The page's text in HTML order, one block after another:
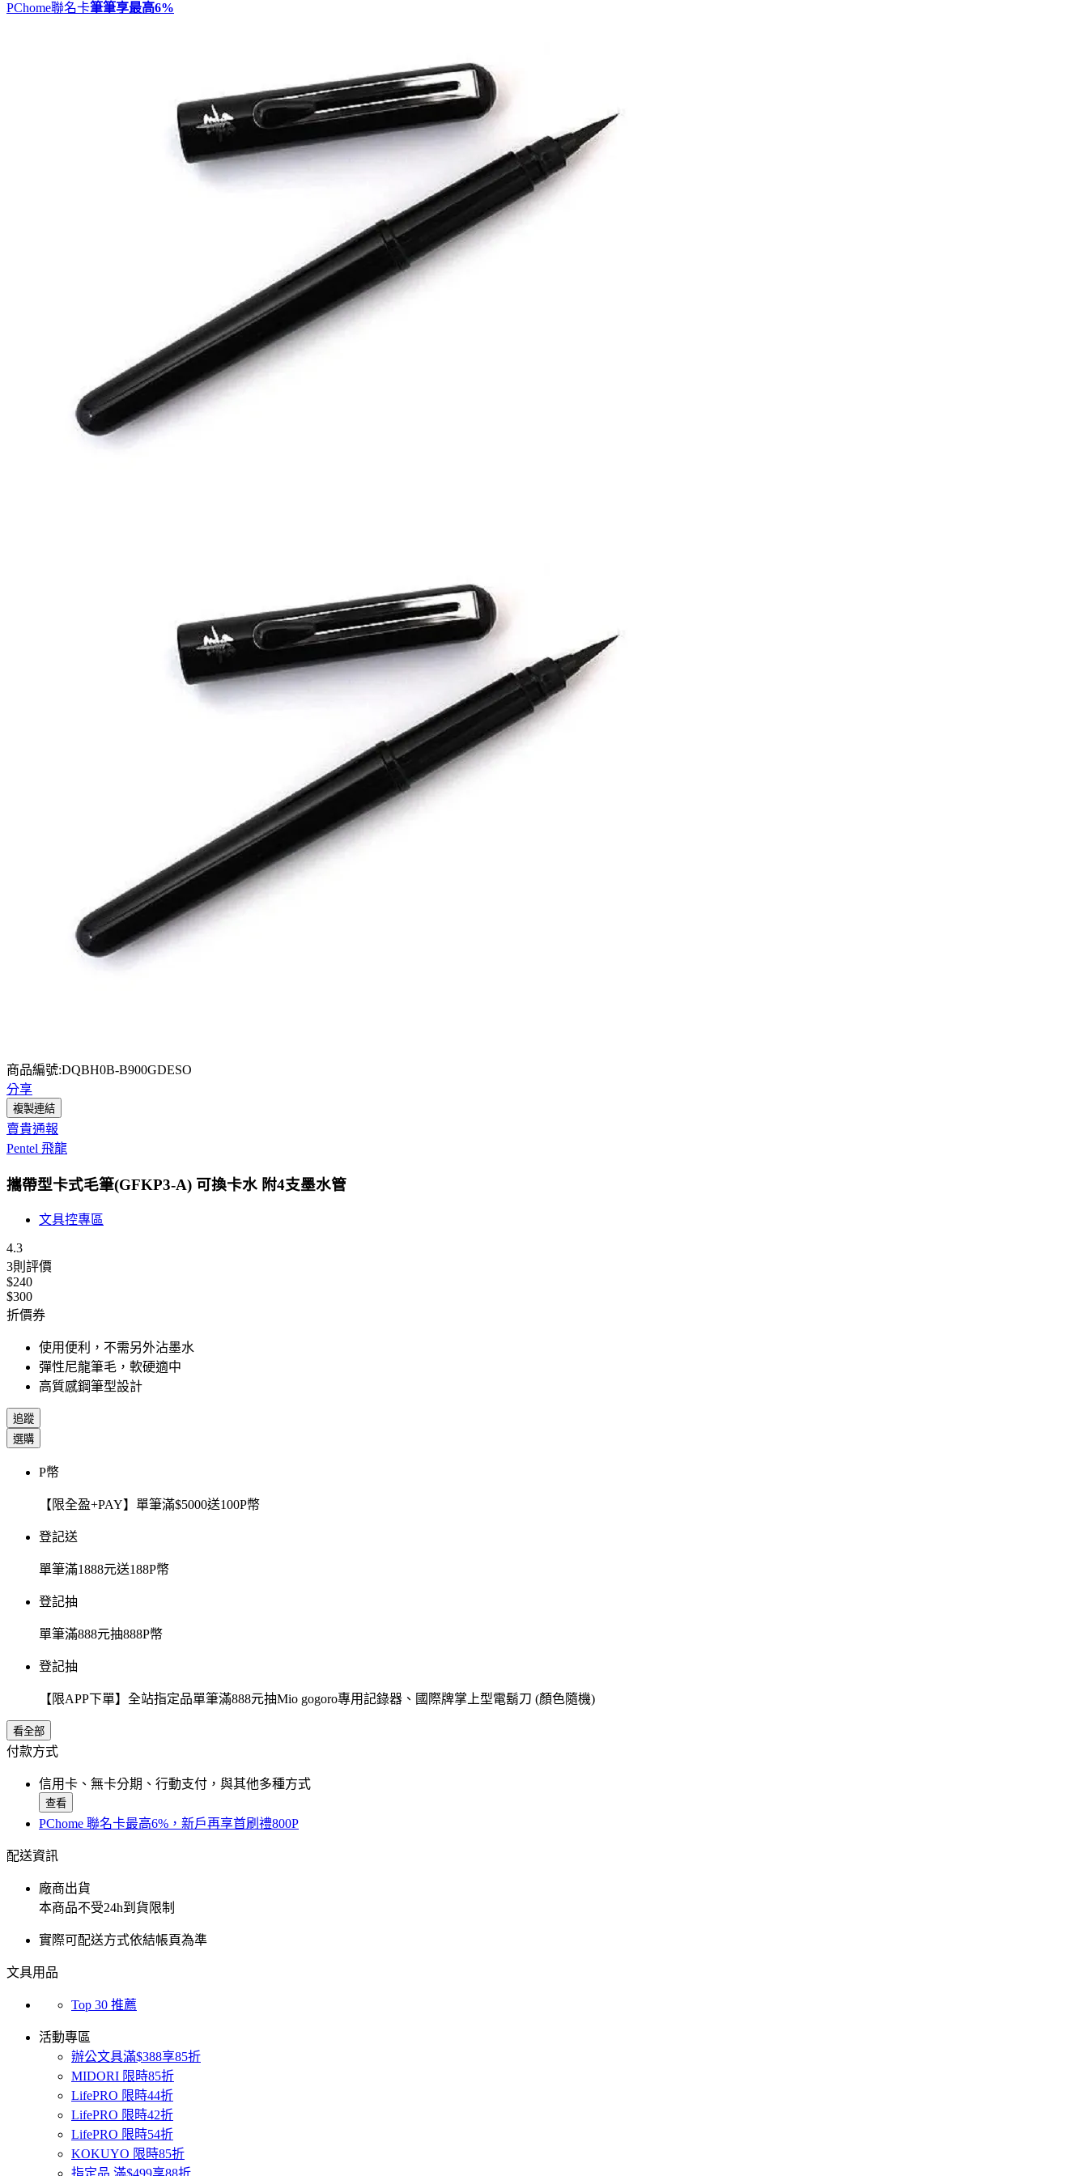
PChome聯名卡筆筆享最高6%
商品編號:DQBH0B-B900GDESO
分享
複製連結
賣貴通報
Pentel 飛龍
攜帶型卡式毛筆(GFKP3-A) 可換卡水 附4支墨水管
文具控專區
4.3
3則評價
$240
$300
折價券
使用便利，不需另外沾墨水
彈性尼龍筆毛，軟硬適中
高質感鋼筆型設計
追蹤
選購
P幣
【限全盈+PAY】單筆滿$5000送100P幣
登記送
單筆滿1888元送188P幣
登記抽
單筆滿888元抽888P幣
登記抽
【限APP下單】全站指定品單筆滿888元抽Mio gogoro專用記錄器、國際牌掌上型電鬍刀 (顏色隨機)
看全部
付款方式
信用卡、無卡分期、行動支付，與其他多種方式
查看
PChome 聯名卡最高6%，新戶再享首刷禮800P
配送資訊
廠商出貨
本商品不受24h到貨限制
實際可配送方式依結帳頁為準
文具用品
Top 30 推薦
活動專區
辦公文具滿$388享85折
MIDORI 限時85折
LifePRO 限時44折
LifePRO 限時42折
LifePRO 限時54折
KOKUYO 限時85折